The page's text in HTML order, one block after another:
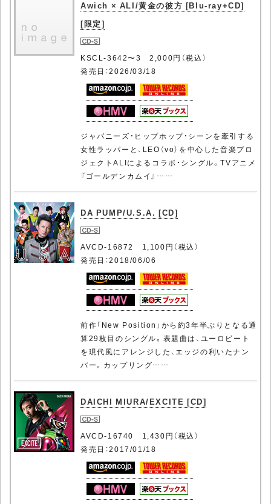
Awich × ALI/黄金の彼方 [Blu-ray+CD]
[限定]
KSCL-3642〜3 2,000円（税込）
発売日：2026/03/18
ジャパニーズ・ヒップホップ・シーンを牽引する
女性ラッパーと、LEO（vo）を中心した音楽プロ
ジェクトALIによるコラボ・シングル。TVアニメ
『ゴールデンカムイ』……
DA PUMP/U.S.A. [CD]
AVCD-16872 1,100円（税込）
発売日：2018/06/06
前作「New Position」から約3年半ぶりとなる通
算29枚目のシングル。表題曲は、ユーロビート
を現代風にアレンジした、エッジの利いたナン
バー。カップリング……
DAICHI MIURA/EXCITE [CD]
AVCD-16740 1,430円（税込）
発売日：2017/01/18